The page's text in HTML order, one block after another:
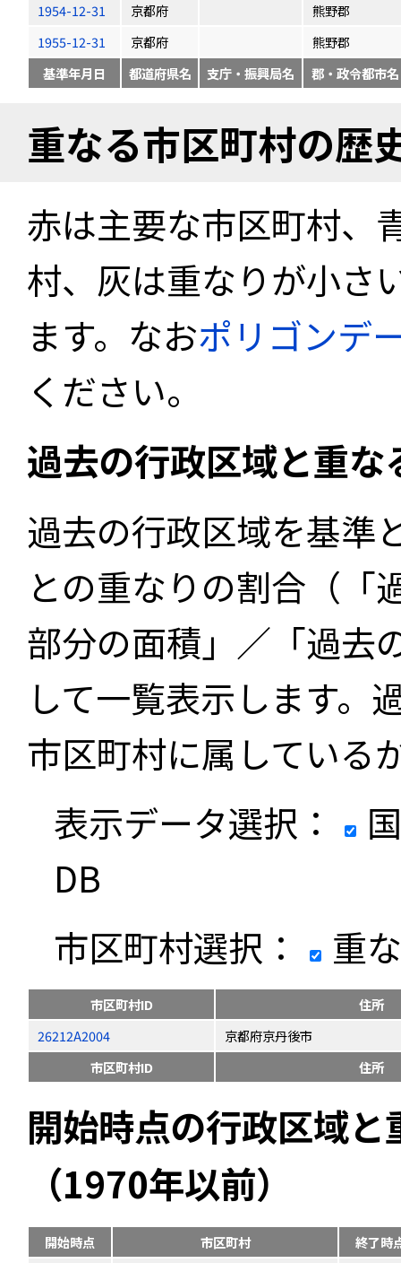
1954-12-31
京都府
熊野郡
1955-12-31
京都府
熊野郡
基準年月日
都道府県名 支庁・振興局名 郡・政令都市名
重なる市区町村の歴
赤は主要な市区町村、
村、灰は重なりが小さ
ます。なおポリゴンデ
ください。
過去の行政区域と重
過去の行政区域を基準
との重なりの割合（「
部分の面積」／「過去
して一覧表示します。
市区町村に属している
表示データ選択：
DB
市区町村選択：
重
市区町村ID
住所
26212A2004
京都府京丹後市
市区町村ID
住所
開始時点の行政区域
（1970年以前）
開始時点 市区町村
終了時